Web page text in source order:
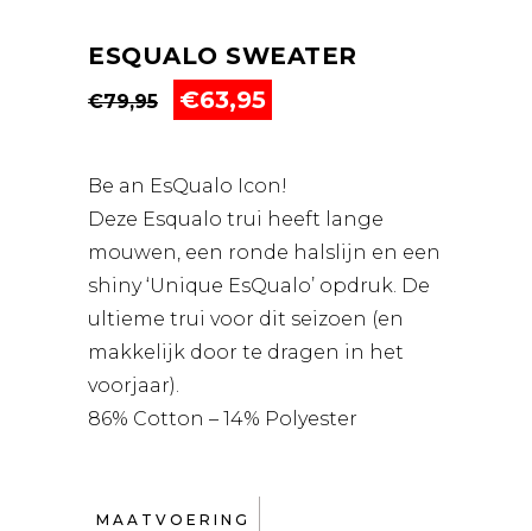
ESQUALO SWEATER
€79,95
Oorspronkelijke
prijs
€79,95.
€63,95
prijs
Be an EsQualo Icon!
Deze Esqualo trui heeft lange
mouwen, een ronde halslijn en een
shiny ‘Unique EsQualo’ opdruk. De
ultieme trui voor dit seizoen (en
makkelijk door te dragen in het
voorjaar).
86% Cotton – 14% Polyester
MAATVOERING